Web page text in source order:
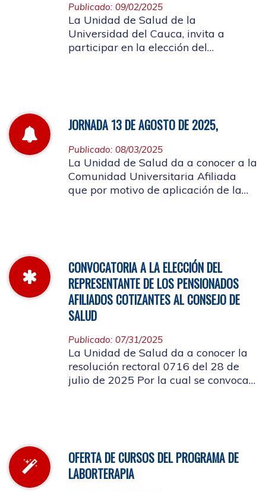
Publicado: 09/02/2025
La Unidad de Salud de la
Universidad del Cauca, invita a
participar en la elección del
JORNADA 13 DE AGOSTO DE 2025,
Publicado: 08/03/2025
La Unidad de Salud da a conocer a la
Comunidad Universitaria Afiliada
que por motivo de aplicación de la
CONVOCATORIA A LA ELECCIÓN DEL
REPRESENTANTE DE LOS PENSIONADOS
AFILIADOS COTIZANTES AL CONSEJO DE
SALUD
Publicado: 07/31/2025
La Unidad de Salud da a conocer la
resolución rectoral 0716 del 28 de
julio de 2025 Por la cual se convoca
OFERTA DE CURSOS DEL PROGRAMA DE
LABORTERAPIA